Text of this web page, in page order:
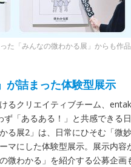
た「みんなの微わかる展」からも作
が詰まった体験型展示
るクリエイティブチーム、
「あるある！」と共感できる
る展2」は、日常にひそむ「微
マにした体験型展示。展示内容
微わかる」を紹介する公募企画